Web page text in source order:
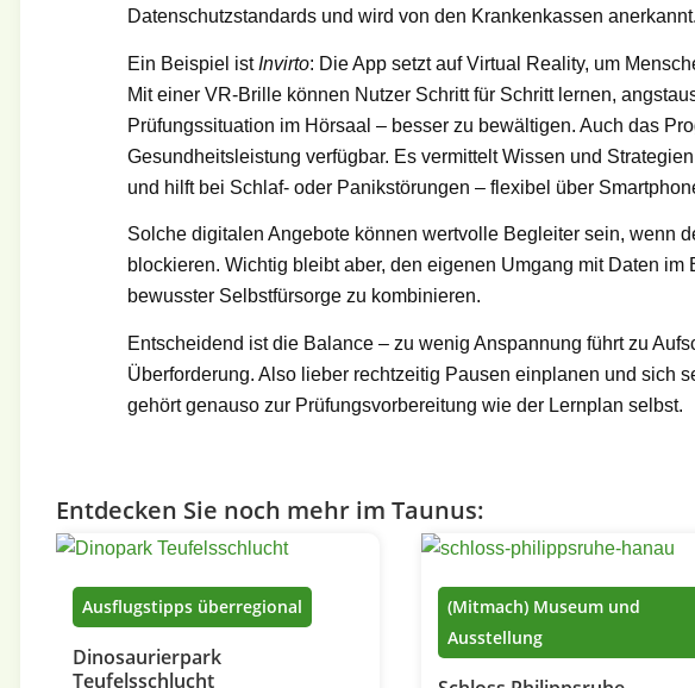
Datenschutzstandards und wird von den Krankenkassen anerkannt.
Ein Beispiel ist Invirto: Die App setzt auf Virtual Reality, um
Mit einer VR-Brille können Nutzer Schritt für Schritt lernen,
Prüfungssituation im Hörsaal – besser zu bewältigen. Auch das
Gesundheitsleistung verfügbar. Es vermittelt Wissen und
und hilft bei Schlaf- oder Panikstörungen – flexibel über
Solche digitalen Angebote können wertvolle Begleiter sein, wenn
blockieren. Wichtig bleibt aber, den eigenen Umgang mit Daten
bewusster Selbstfürsorge zu kombinieren.
Entscheidend ist die Balance – zu wenig Anspannung führt zu
Überforderung. Also lieber rechtzeitig Pausen einplanen und sich
gehört genauso zur Prüfungsvorbereitung wie der Lernplan selbst.
Entdecken Sie noch mehr im Taunus:
Ausflugstipps überregional
Dinosaurierpark
Teufelsschlucht
(Mitmach) Museum und
Ausstellung